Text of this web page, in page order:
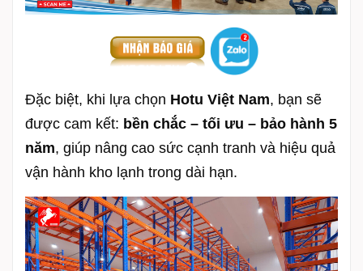
Đặc biệt, khi lựa chọn Hotu Việt Nam, bạn sẽ
được cam kết: bền chắc – tối ưu – bảo hành 5
năm, giúp nâng cao sức cạnh tranh và hiệu quả
vận hành kho lạnh trong dài hạn.